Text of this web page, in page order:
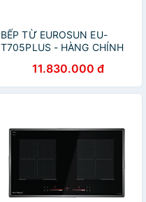
BẾP TỪ EUROSUN EU-
T705PLUS - HÀNG CHÍNH
11.830.000 đ